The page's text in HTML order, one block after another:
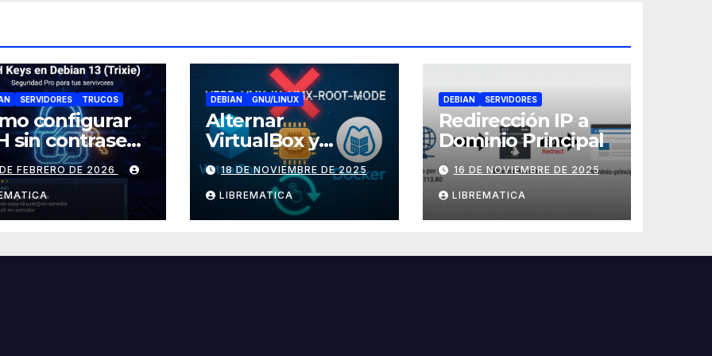
SERVIDORES TRUCOS
configurar
sin contraseña
13
FEBRERO DE 2026
DEBIAN GNU/LINUX
Alternar
VirtualBox y
Docker en Linux
18 DE NOVIEMBRE DE 2025
LIBREMATICA
DEBIAN SERVIDORES
Redirección IP a
Dominio Principal
16 DE NOVIEMBRE DE 2025
LIBREMATICA